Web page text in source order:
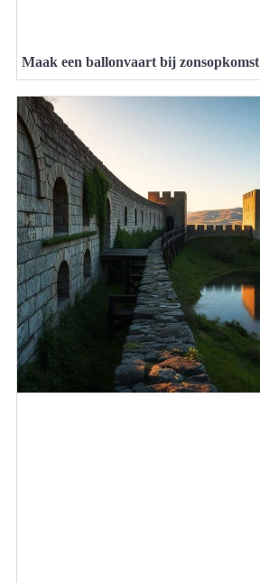
Maak een ballonvaart bij zonsopkomst